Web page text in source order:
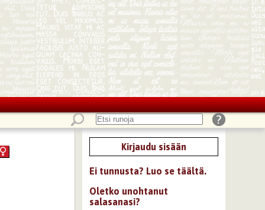
Kirjaudu sisään
Ei tunnusta? Luo se täältä.
Oletko unohtanut
salasanasi?